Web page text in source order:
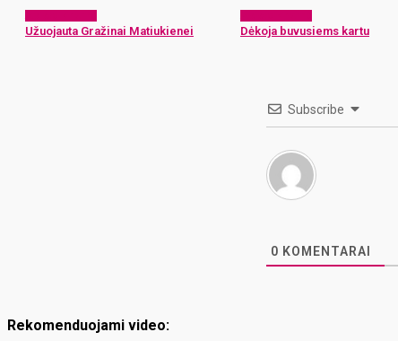
Užuojauta Gražinai Matiukienei Dėkoja buvusiems kartu
Subscribe
0 KOMENTARAI
Rekomenduojami video: